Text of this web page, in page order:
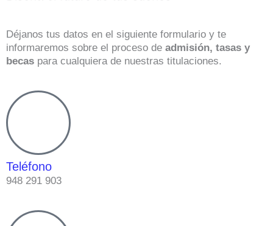
Déjanos tus datos en el siguiente formulario y te
informaremos sobre el proceso de admisión, tasas y
becas para cualquiera de nuestras titulaciones.
Teléfono
948 291 903